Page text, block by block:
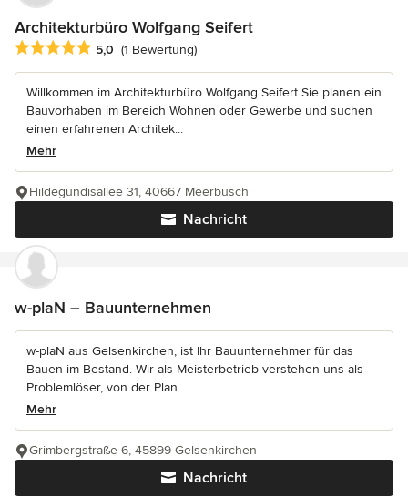
Architekturbüro Wolfgang Seifert
Durchschnittliche Bewertung: 5 von 5 Sternen
5,0 (1 Bewertung)
Willkommen im Architekturbüro Wolfgang Seifert Sie planen ein
Bauvorhaben im Bereich Wohnen oder Gewerbe und suchen
einen erfahrenen Architek...
Mehr
Nachricht
Hildegundisallee 31, 40667 Meerbusch
w-plaN – Bauunternehmen
w-plaN aus Gelsenkirchen, ist Ihr Bauunternehmer für das
Bauen im Bestand. Wir als Meisterbetrieb verstehen uns als
Problemlöser, von der Plan...
Mehr
Nachricht
Grimbergstraße 6, 45899 Gelsenkirchen